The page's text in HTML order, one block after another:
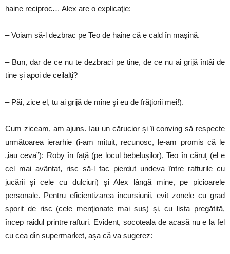
haine reciproc… Alex are o explicaţie:
– Voiam să-l dezbrac pe Teo de haine că e cald în maşină.
– Bun, dar de ce nu te dezbraci pe tine, de ce nu ai grijă întâi de
tine şi apoi de ceilalţi?
– Păi, zice el, tu ai grijă de mine şi eu de frăţiorii mei!).
Cum ziceam, am ajuns. Iau un cărucior şi îi conving să respecte
următoarea ierarhie (i-am mituit, recunosc, le-am promis că le
„iau ceva”): Roby în faţă (pe locul bebeluşilor), Teo în căruţ (el e
cel mai avântat, risc să-l fac pierdut undeva între rafturile cu
jucării şi cele cu dulciuri) şi Alex lângă mine, pe picioarele
personale. Pentru eficientizarea incursiunii, evit zonele cu grad
sporit de risc (cele menţionate mai sus) şi, cu lista pregătită,
încep raidul printre rafturi. Evident, socoteala de acasă nu e la fel
cu cea din supermarket, aşa că va sugerez: